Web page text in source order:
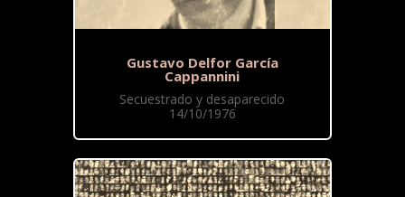
Gustavo Delfor García
Cappannini
Secuestrado y desaparecido
14/10/1976